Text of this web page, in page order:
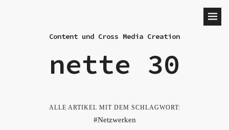
Content und Cross Media Creation
nette 30
ALLE ARTIKEL MIT DEM SCHLAGWORT:
Netzwerken